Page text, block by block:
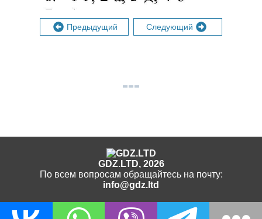
Предыдущий Следующий
GDZ.LTD, 2026
По всем вопросам обращайтесь на почту:
info@gdz.ltd